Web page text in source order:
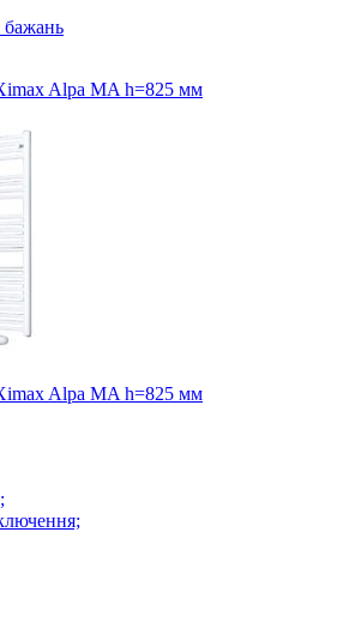
бажань
Alpa MA h=825 мм
Alpa MA h=825 мм